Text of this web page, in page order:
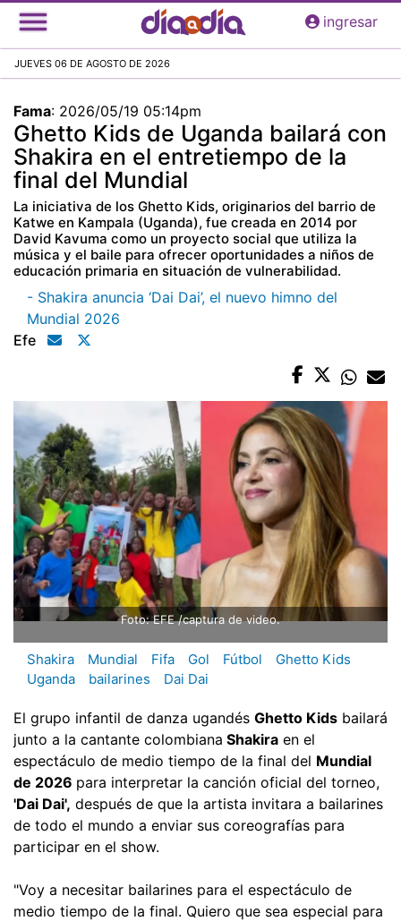
Pasar
al
principal
ingresar
JUEVES 06 DE AGOSTO DE 2026
Fama: 2026/05/19 05:14pm
Ghetto Kids de Uganda bailará con
Shakira en el entretiempo de la
final del Mundial
La iniciativa de los Ghetto Kids, originarios del barrio de
Katwe en Kampala (Uganda), fue creada en 2014 por
David Kavuma como un proyecto social que utiliza la
música y el baile para ofrecer oportunidades a niños de
educación primaria en situación de vulnerabilidad.
- Shakira anuncia ‘Dai Dai’, el nuevo himno del
Mundial 2026
Efe
Foto: EFE /captura de video.
Shakira Mundial Fifa Gol Fútbol
Ghetto Kids
Uganda
bailarines Dai Dai
El grupo infantil de danza ugandés Ghetto Kids bailará
junto a la cantante colombiana Shakira en el
espectáculo de medio tiempo de la final del Mundial
de 2026 para interpretar la canción oficial del torneo,
'Dai Dai', después de que la artista invitara a bailarines
de todo el mundo a enviar sus coreografías para
participar en el show.
"Voy a necesitar bailarines para el espectáculo de
medio tiempo de la final. Quiero que sea especial para